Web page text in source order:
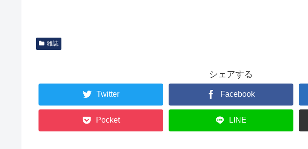
雑誌
シェアする
Twitter Facebook
Pocket LINE